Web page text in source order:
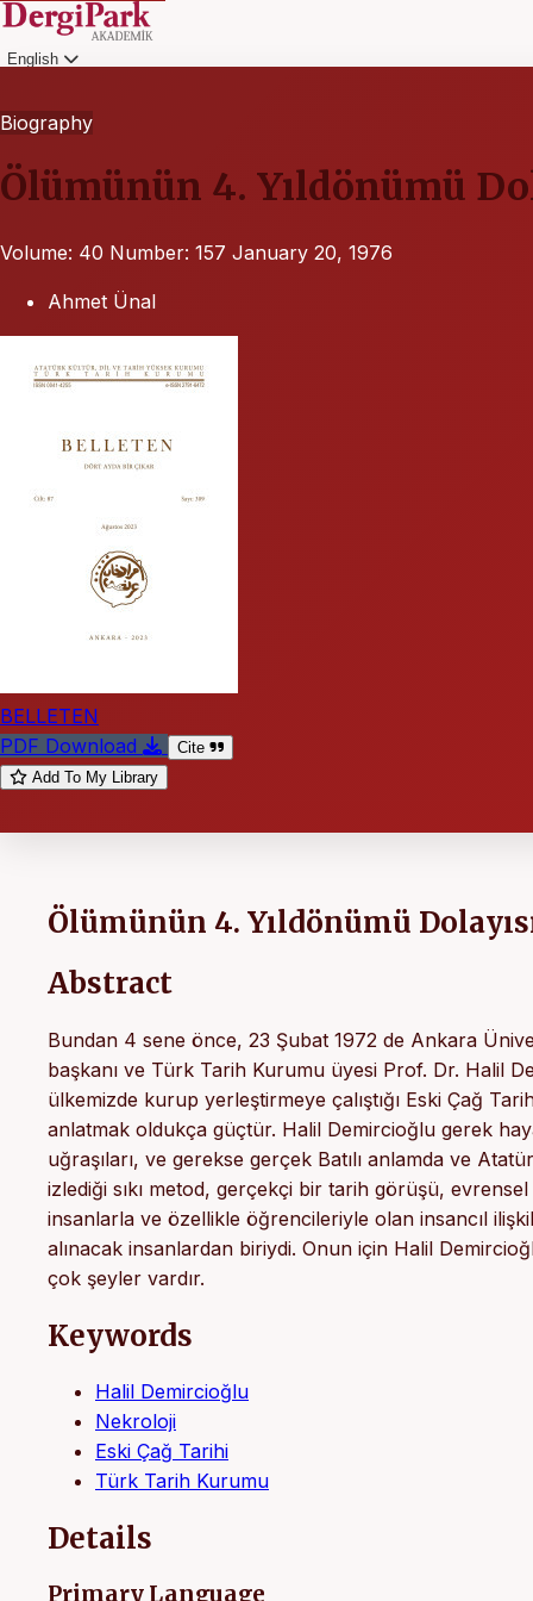
English
Biography
Ölümünün 4. Yıldönümü
Volume: 40 Number: 157 January 20, 1976
Ahmet Ünal
BELLETEN
PDF Download
Cite
Add To My Library
Ölümünün 4. Yıldönümü
Abstract
Bundan 4 sene önce, 23 Şubat 1972 de Ankara
başkanı ve Türk Tarih Kurumu üyesi Prof. Dr. Halil
ülkemizde kurup yerleştirmeye çalıştığı Eski Çağ
anlatmak oldukça güçtür. Halil Demircioğlu gerek
uğraşıları, ve gerekse gerçek Batılı anlamda ve
izlediği sıkı metod, gerçekçi bir tarih görüşü,
insanlarla ve özellikle öğrencileriyle olan insancıl
alınacak insanlardan biriydi. Onun için Halil
çok şeyler vardır.
Keywords
Halil Demircioğlu
Nekroloji
Eski Çağ Tarihi
Türk Tarih Kurumu
Details
Primary Language